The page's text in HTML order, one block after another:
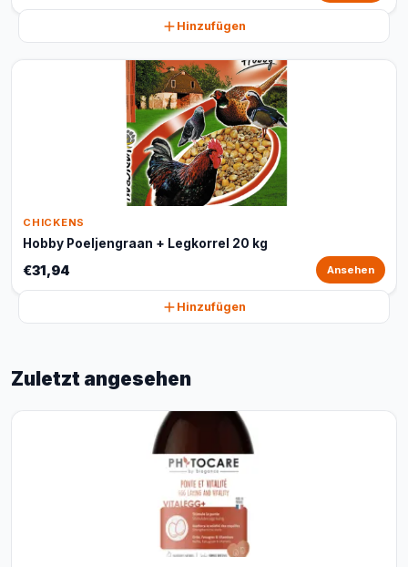
Hinzufügen
CHICKENS
Hobby Poeljengraan + Legkorrel 20 kg
€31,94 Ansehen
Hinzufügen
Zuletzt angesehen